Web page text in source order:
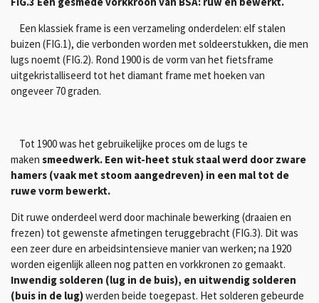
Een klassiek frame is een verzameling onderdelen: elfstalen
buizen (FIG.1), die verbonden worden met soldeerstukken, die men
lugs noemt (FIG.2). Rond 1900 is de vorm van het fietsframe
uitgekristalliseerd tot het diamant frame met hoeken van
ongeveer 70 graden.
Tot 1900 was het gebruikelijke proces om de lugs te
maken smeedwerk. Een wit-heet stuk staal werd door zware
hamers (vaak met stoom aangedreven) in een mal tot de
ruwe vorm bewerkt.
Dit ruwe onderdeel werd door machinale bewerking (draaien en
frezen) tot gewenste afmetingen teruggebracht (FIG.3). Dit was
een zeer dure en arbeidsintensieve manier van werken; na 1920
worden eigenlijk alleen nog patten en vorkkronen zo gemaakt.
Inwendig solderen (lug in de buis), en uitwendig solderen
(buis in de lug)werden beide toegepast. Het solderen gebeurde